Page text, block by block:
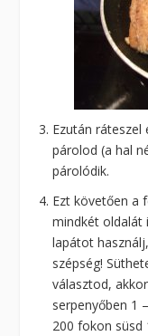
Ezután ráteszel
párolod (a hal
párolódik.
Ezt követően a
mindkét oldalát
lapátot
szépség!
választod,
serpenyőben 1
200 fokon süsd